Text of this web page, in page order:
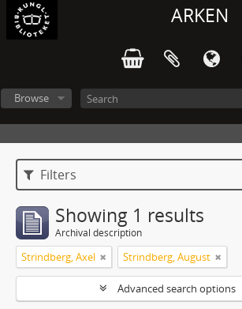
ARKEN
Browse
Filters
Showing 1 results
Archival description
Strindberg, Axel Strindberg, August
Advanced search options